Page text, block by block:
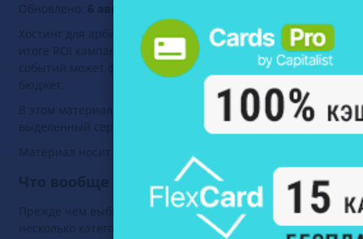
Обновлено: 6 августа 2026
Хостинг для арбитражника — часть рабочей
итоге ROI кампании. Неправильный выбор сервера
событий может фиксироваться некорректно, модератор
бюджет.
В этом материале — сравнение трех типов хостинга,
выделенный сервер. Разберем, чем они отличаются, под
Материал носит информационный и образовательный
Что вообще размещает арбитражник на
Прежде чем выбирать тип сервера, нужно четко
несколько категорий задач — и требования у каждой